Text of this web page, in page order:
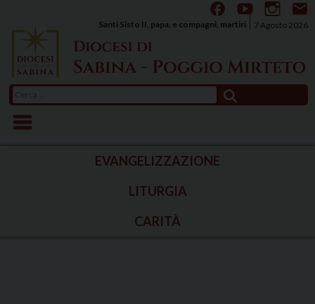
content
7 Agosto 2026
Santi Sisto II, papa, e compagni, martiri
per:
EVANGELIZZAZIONE
LITURGIA
CARITÀ